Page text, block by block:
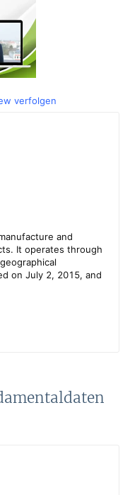
verfolgen